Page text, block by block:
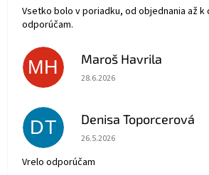
Vsetko bolo v poriadku, od objednania až k
odporúčam.
MH Maroš Havrila
Hodnotenie obchodu je 5 z 5
28.6.2026
DT Denisa Toporcerová
Hodnotenie obchodu je 5 z 5
26.5.2026
Vrelo odporúčam